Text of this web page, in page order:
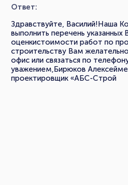
Ответ:
Здравствуйте, Василий!Наша
выполнить перечень
оценкистоимости работ по
строительству Вам
офис или связаться по
уважением,Бирюков
проектировщик «АБС-Строй